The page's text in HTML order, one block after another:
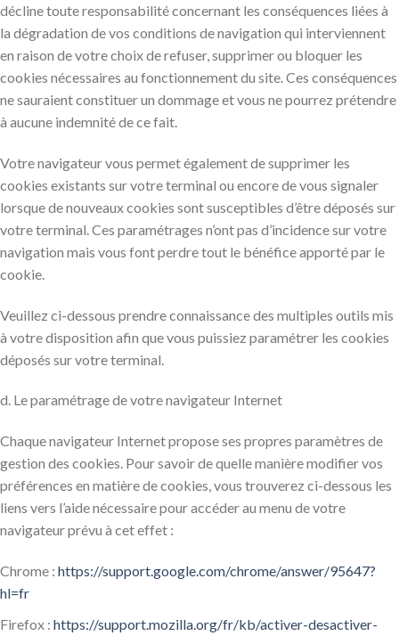
décline toute responsabilité concernant les conséquences liées à
la dégradation de vos conditions de navigation qui interviennent
en raison de votre choix de refuser, supprimer ou bloquer les
cookies nécessaires au fonctionnement du site. Ces conséquences
ne sauraient constituer un dommage et vous ne pourrez prétendre
à aucune indemnité de ce fait.
Votre navigateur vous permet également de supprimer les
cookies existants sur votre terminal ou encore de vous signaler
lorsque de nouveaux cookies sont susceptibles d’être déposés sur
votre terminal. Ces paramétrages n’ont pas d’incidence sur votre
navigation mais vous font perdre tout le bénéfice apporté par le
cookie.
Veuillez ci-dessous prendre connaissance des multiples outils mis
à votre disposition afin que vous puissiez paramétrer les cookies
déposés sur votre terminal.
d. Le paramétrage de votre navigateur Internet
Chaque navigateur Internet propose ses propres paramètres de
gestion des cookies. Pour savoir de quelle manière modifier vos
préférences en matière de cookies, vous trouverez ci-dessous les
liens vers l’aide nécessaire pour accéder au menu de votre
navigateur prévu à cet effet :
Chrome : https://support.google.com/chrome/answer/95647?
hl=fr
Firefox : https://support.mozilla.org/fr/kb/activer-desactiver-